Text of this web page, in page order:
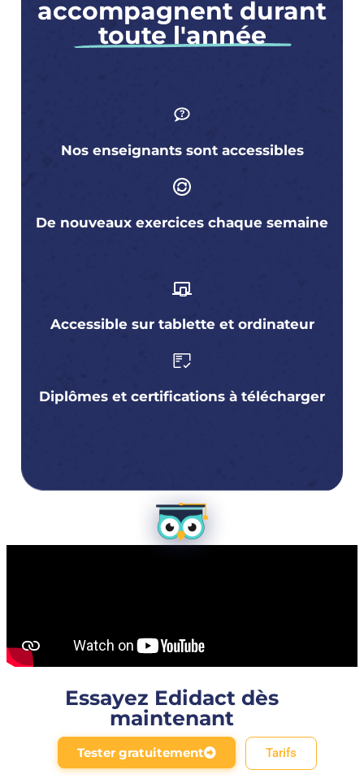
accompagnent durant
toute l'année
Nos enseignants sont accessibles
De nouveaux exercices chaque semaine
Accessible sur tablette et ordinateur
Diplômes et certifications à télécharger
Essayez Edidact dès
maintenant
Tester gratuitement Tarifs